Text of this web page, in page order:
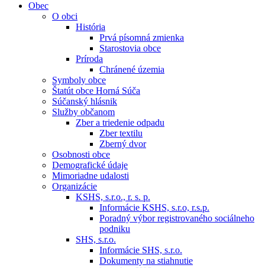
Obec
O obci
História
Prvá písomná zmienka
Starostovia obce
Príroda
Chránené územia
Symboly obce
Štatút obce Horná Súča
Súčanský hlásnik
Služby občanom
Zber a triedenie odpadu
Zber textilu
Zberný dvor
Osobnosti obce
Demografické údaje
Mimoriadne udalosti
Organizácie
KSHS, s.r.o., r. s. p.
Informácie KSHS, s.r.o, r.s.p.
Poradný výbor registrovaného sociálneho
podniku
SHS, s.r.o.
Informácie SHS, s.r.o.
Dokumenty na stiahnutie